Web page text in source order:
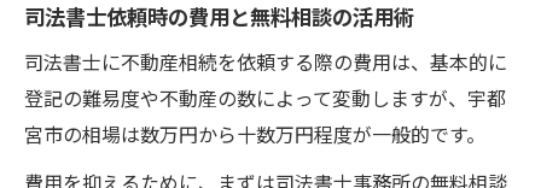
司法書士依頼時の費用と無料相談の活用術
司法書士に不動産相続を依頼する際の費用は、基本的に
登記の難易度や不動産の数によって変動しますが、宇都
宮市の相場は数万円から十数万円程度が一般的です。